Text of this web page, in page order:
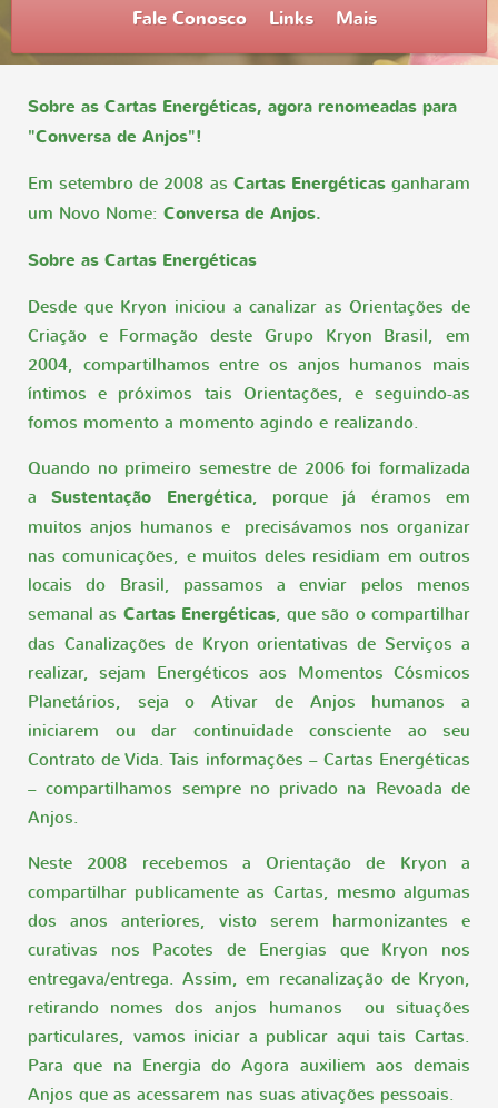
Fale Conosco
Links Mais
Sobre as Cartas Energéticas, agora renomeadas para
"Conversa de Anjos"!
Em setembro de 2008 as Cartas Energéticasganharam
um Novo Nome: Conversa de Anjos.
Sobre as Cartas Energéticas
Desde que Kryon iniciou a canalizar as Orientações de
Criação e Formação deste Grupo Kryon Brasil, em
2004, compartilhamos entre os anjos humanos mais
íntimos e próximos tais Orientações, e seguindo-as
fomos momento a momento agindo e realizando.
Quando no primeiro semestre de 2006 foi formalizada
aSustentação Energética, porque já éramos em
muitos anjos humanos e precisávamos nos organizar
nas comunicações, e muitos deles residiam em outros
locais do Brasil, passamos a enviar pelos menos
semanal as Cartas Energéticas, que são o compartilhar
das Canalizações de Kryon orientativas de Serviços a
realizar, sejam Energéticos aos Momentos Cósmicos
Planetários, seja o Ativar de Anjos humanos a
iniciarem ou dar continuidade consciente ao seu
Contrato de Vida. Tais informações – Cartas Energéticas
– compartilhamos sempre no privado na Revoada de
Anjos.
Neste 2008 recebemos a Orientação de Kryon a
compartilhar publicamente as Cartas, mesmo algumas
dos anos anteriores, visto serem harmonizantes e
curativas nos Pacotes de Energias que Kryon nos
entregava/entrega. Assim, em recanalização de Kryon,
retirando nomes dos anjos humanos ou situações
particulares, vamos iniciar a publicar aqui tais Cartas.
Para que na Energia do Agora auxiliem aos demais
Anjos que as acessarem nas suas ativações pessoais.